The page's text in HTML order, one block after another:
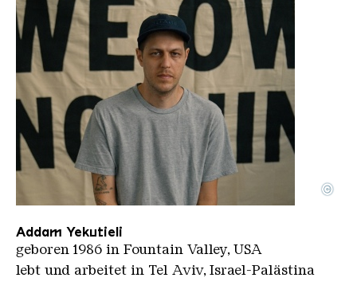
Addam Yekutieli
Copyright: © Gefen Didi
©
Addam Yekutieli
geboren 1986 in Fountain Valley, USA
lebt und arbeitet in Tel Aviv, Israel-Palästina